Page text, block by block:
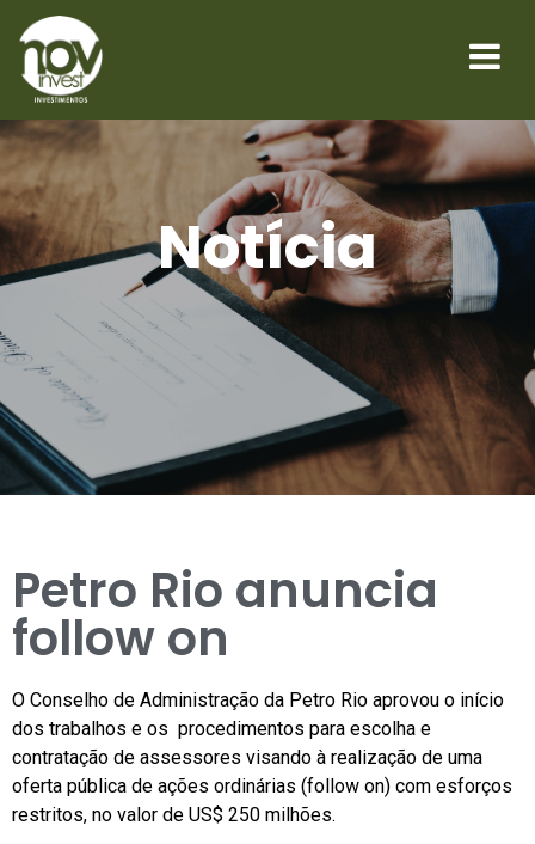
Notícia
Petro Rio anuncia
follow on
O Conselho de Administração da Petro Rio aprovou o início
dos trabalhos e os procedimentos para escolha e
contratação de assessores visando à realização de uma
oferta pública de ações ordinárias (follow on) com esforços
restritos, no valor de US$ 250 milhões.